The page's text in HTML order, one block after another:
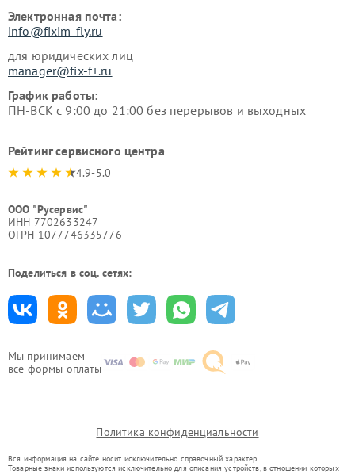
Мы принимаем
все формы оплаты
Электронная почта:
info@fixim-fly.ru
для юридических лиц
manager@fix-f+.ru
График работы:
ПН-ВСК с 9:00 до 21:00 без перерывов и выходных
Рейтинг сервисного центра
4.9-5.0
ООО "Русервис"
ИНН 7702633247
ОГРН 1077746335776
Поделиться в соц. сетях:
Политика конфиденциальности
Вся информация на сайте носит исключительно справочный характер.
Товарные знаки используются исключительно для описания устройств, в отношении которых